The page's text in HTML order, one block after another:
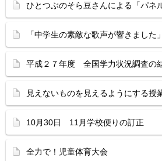
ひとつぶのそら豆さんによる「パネ
「中学生の素敵な歌声が響きました
平成２７年度 全国学力状況調査の
見えないものを見えるようにする授
10月30日 11月学校便りの訂正
全力で！児童体育大会